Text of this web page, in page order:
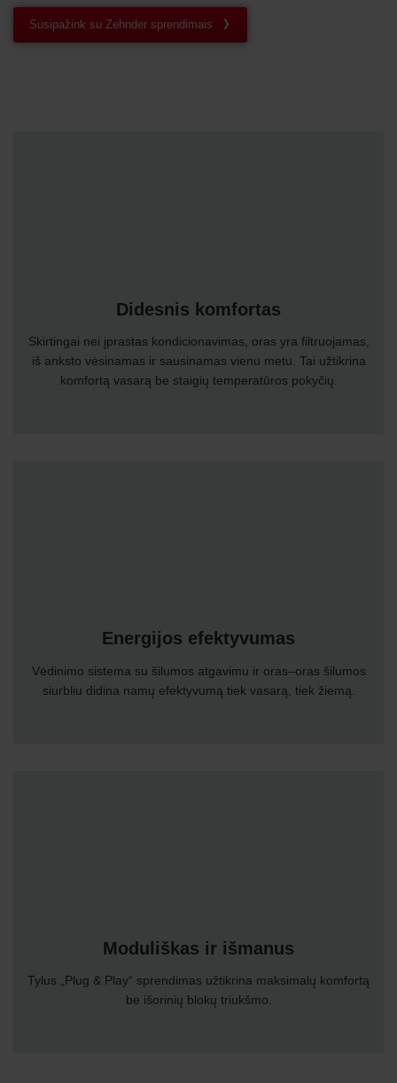
Susipažink su Zehnder sprendimais
Didesnis komfortas
Skirtingai nei įprastas kondicionavimas, oras yra filtruojamas,
iš anksto vėsinamas ir sausinamas vienu metu. Tai užtikrina
komfortą vasarą be staigių temperatūros pokyčių.
Energijos efektyvumas
Vėdinimo sistema su šilumos atgavimu ir oras–oras šilumos
siurbliu didina namų efektyvumą tiek vasarą, tiek žiemą.
Moduliškas ir išmanus
Tylus „Plug & Play“ sprendimas užtikrina maksimalų komfortą
be išorinių blokų triukšmo.